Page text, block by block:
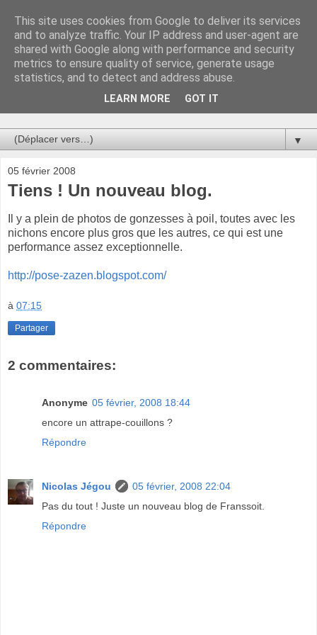
Au bistro !
La connerie étant le seul chemin susceptible de nous faire
entrevoir une parcelle de vérité, utilisons la par des moyens
de communication efficaces. Le temps qu'on remplisse nos
▼
05 février 2008
Tiens ! Un nouveau blog.
Il y a plein de photos de gonzesses à poil, toutes avec les
nichons encore plus gros que les autres, ce qui est une
performance assez exceptionnelle.
http://pose-zazen.blogspot.com/
à 07:15
Partager
2 commentaires:
Anonyme 05 février, 2008 18:44
encore un attrape-couillons ?
Répondre
Nicolas Jégou
05 février, 2008 22:04
Pas du tout ! Juste un nouveau blog de Franssoit.
Répondre
This site uses cookies from Google to deliver its services
and to analyze traffic. Your IP address and user-agent are
shared with Google along with performance and security
metrics to ensure quality of service, generate usage
statistics, and to detect and address abuse.
LEARN MORE GOT IT